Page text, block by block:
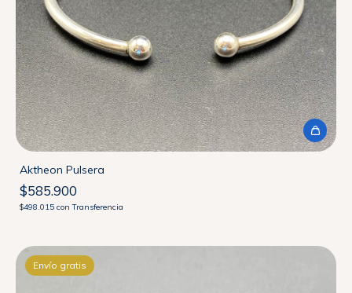
Aktheon Pulsera
$585.900
$498.015 con Transferencia
Envío gratis